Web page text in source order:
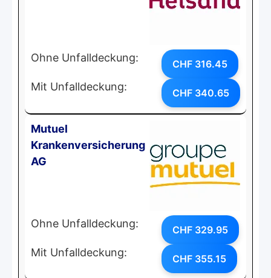
Ohne Unfalldeckung: CHF 316.45
Mit Unfalldeckung: CHF 340.65
Mutuel
Krankenversicherung
AG
Ohne Unfalldeckung: CHF 329.95
Mit Unfalldeckung: CHF 355.15